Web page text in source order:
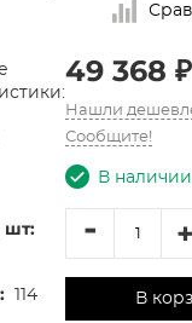
шт:
114
49 368 ₽
Нашли
Сообщите!
В
- +
В